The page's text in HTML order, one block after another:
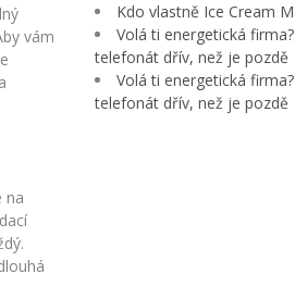
vám
na
Kdo vlastně Ice Cream
Volá ti energetická
telefonát dřív, než je pozdě
Volá ti energetická
telefonát dřív, než je pozdě